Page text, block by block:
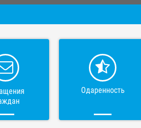
Одаренность